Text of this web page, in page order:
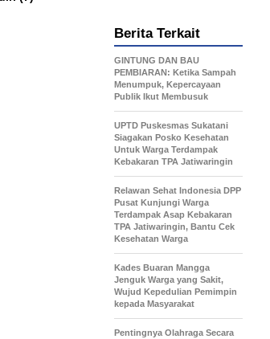
Berita Terkait
GINTUNG DAN BAU
PEMBIARAN: Ketika Sampah
Menumpuk, Kepercayaan
Publik Ikut Membusuk
UPTD Puskesmas Sukatani
Siagakan Posko Kesehatan
Untuk Warga Terdampak
Kebakaran TPA Jatiwaringin
Relawan Sehat Indonesia DPP
Pusat Kunjungi Warga
Terdampak Asap Kebakaran
TPA Jatiwaringin, Bantu Cek
Kesehatan Warga
Kades Buaran Mangga
Jenguk Warga yang Sakit,
Wujud Kepedulian Pemimpin
kepada Masyarakat
Pentingnya Olahraga Secara